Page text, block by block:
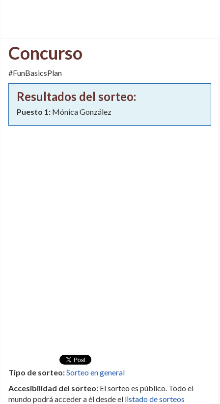
Concurso
#FunBasicsPlan
Resultados del sorteo:
Puesto 1: Mónica González
Tipo de sorteo:Sorteo en general
Accesibilidad del sorteo: El sorteo es público. Todo el
mundo podrá acceder a él desde el listado de sorteos